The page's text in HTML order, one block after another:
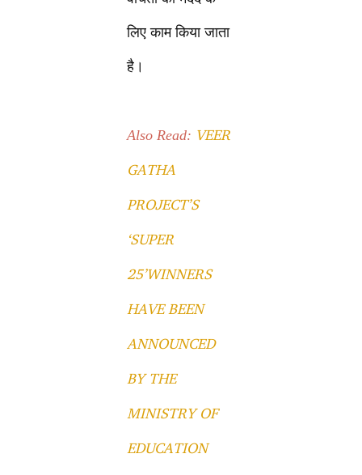
लिए काम किया जाता
है।
Also Read: VEER
GATHA
PROJECT’S
‘SUPER
25’WINNERS
HAVE BEEN
ANNOUNCED
BY THE
MINISTRY OF
EDUCATION